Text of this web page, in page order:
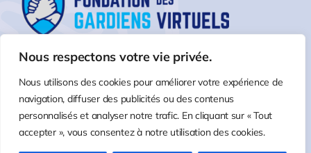
Nous respectons votre vie privée.
Nous utilisons des cookies pour améliorer votre expérience de
navigation, diffuser des publicités ou des contenus
personnalisés et analyser notre trafic. En cliquant sur « Tout
accepter », vous consentez à notre utilisation des cookies.